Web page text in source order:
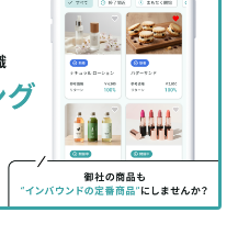
事
を
購
読
す
る
ガ
登
録
す
る